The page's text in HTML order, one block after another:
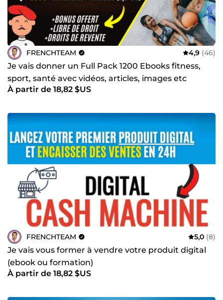
FRENCHTEAM 4,9 (46)
Je vais donner un Full Pack 1200 Ebooks fitness,
sport, santé avec vidéos, articles, images etc
À partir de 18,82 $US
FRENCHTEAM 5,0 (8)
Je vais vous former à vendre votre produit digital
(ebook ou formation)
À partir de 18,82 $US